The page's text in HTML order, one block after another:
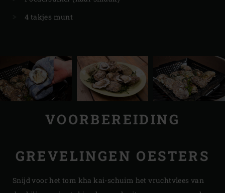
4 takjes munt
VOORBEREIDING
GREVELINGEN OESTERS
Snijd voor het tom kha kai-schuim het vruchtvlees van